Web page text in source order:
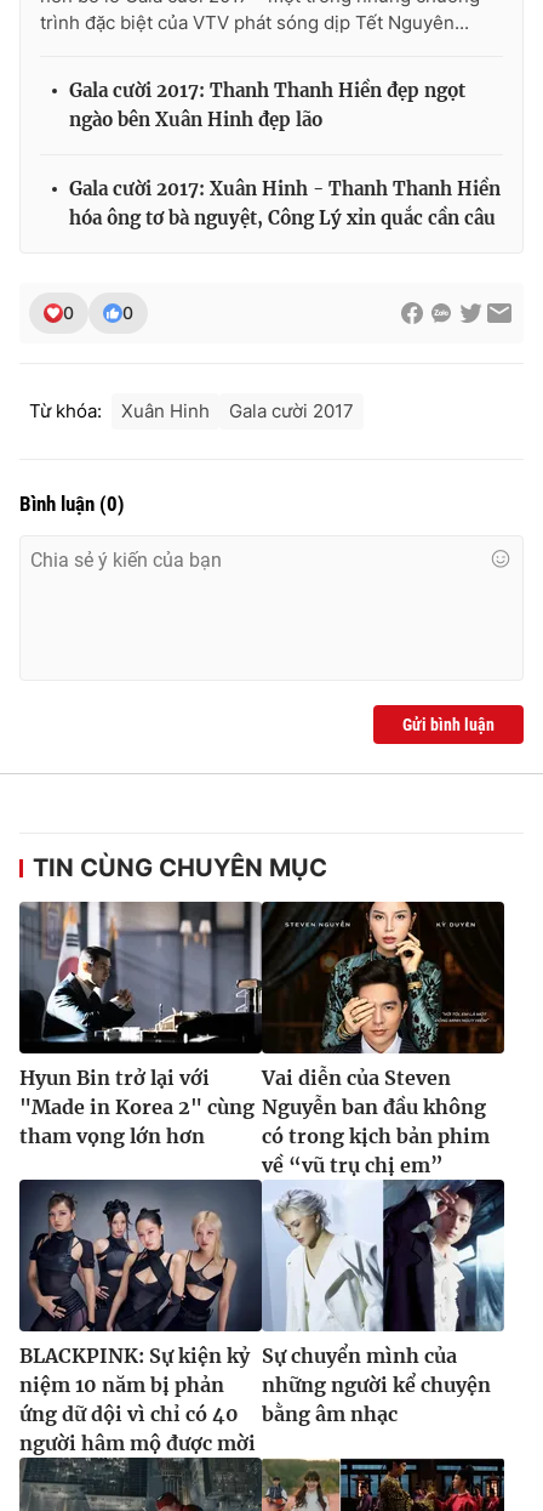
Ðiện thoại Thời báo VTV:024.66 897 897
Liên hệ quảng cáo:024-7300.7108
® Cấm sao chép dưới mọi hình thức nếu không có sự chấp
trình đặc biệt của VTV phát sóng dịp Tết Nguyên...
Gala cười 2017: Thanh Thanh Hiền đẹp ngọt
ngào bên Xuân Hinh đẹp lão
Gala cười 2017: Xuân Hinh - Thanh Thanh Hiền
hóa ông tơ bà nguyệt, Công Lý xỉn quắc cần câu
0 0
Từ khóa: Xuân Hinh Gala cười 2017
Bình luận (0)
Gửi bình luận
TIN CÙNG CHUYÊN MỤC
Hyun Bin trở lại với
"Made in Korea 2" cùng
tham vọng lớn hơn
Vai diễn của Steven
Nguyễn ban đầu không
có trong kịch bản phim
về “vũ trụ chị em”
BLACKPINK: Sự kiện kỷ
niệm 10 năm bị phản
ứng dữ dội vì chỉ có 40
người hâm mộ được mời
Sự chuyển mình của
những người kể chuyện
bằng âm nhạc